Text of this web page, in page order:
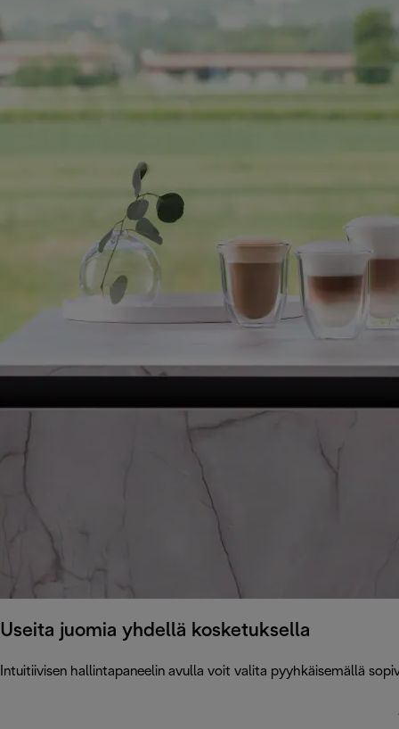
Useita juomia yhdellä kosketuksella
Intuitiivisen hallintapaneelin avulla voit valita pyyhkäisemällä